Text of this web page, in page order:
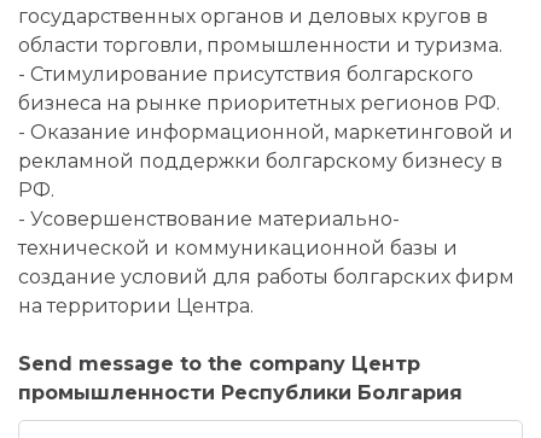
государственных органов и деловых кругов в
области торговли, промышленности и туризма.
- Стимулирование присутствия болгарского
бизнеса на рынке приоритетных регионов РФ.
- Оказание информационной, маркетинговой и
рекламной поддержки болгарскому бизнесу в
РФ.
- Усовершенствование материально-
технической и коммуникационной базы и
создание условий для работы болгарских фирм
на территории Центра.
Send message to the company Центр
промышленности Республики Болгария